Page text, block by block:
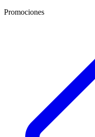
Promociones